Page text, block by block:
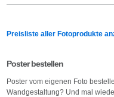
Preisliste aller Fotoprodukte
Poster bestellen
Poster vom eigenen Foto
Wandgestaltung? Und mal